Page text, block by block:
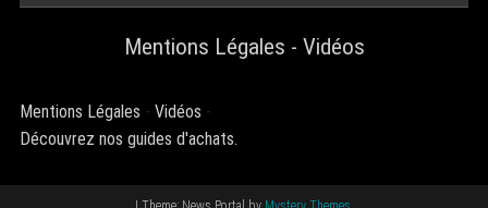
Mentions Légales - Vidéos
Mentions Légales -Vidéos -
Découvrez nos guides d'achats.